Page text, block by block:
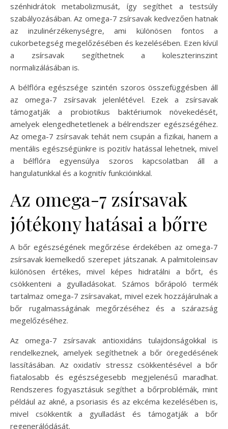
szénhidrátok metabolizmusát, így segíthet a testsúly
szabályozásában. Az omega-7 zsírsavak kedvezően hatnak
az inzulinérzékenységre, ami különösen fontos a
cukorbetegség megelőzésében és kezelésében. Ezen kívül
a zsírsavak segíthetnek a koleszterinszint
normalizálásában is.
A bélflóra egészsége szintén szoros összefüggésben áll
az omega-7 zsírsavak jelenlétével. Ezek a zsírsavak
támogatják a probiotikus baktériumok növekedését,
amelyek elengedhetetlenek a bélrendszer egészségéhez.
Az omega-7 zsírsavak tehát nem csupán a fizikai, hanem a
mentális egészségünkre is pozitív hatással lehetnek, mivel
a bélflóra egyensúlya szoros kapcsolatban áll a
hangulatunkkal és a kognitív funkcióinkkal.
Az omega-7 zsírsavak
jótékony hatásai a bőrre
A bőr egészségének megőrzése érdekében az omega-7
zsírsavak kiemelkedő szerepet játszanak. A palmitoleinsav
különösen értékes, mivel képes hidratálni a bőrt, és
csökkenteni a gyulladásokat. Számos bőrápoló termék
tartalmaz omega-7 zsírsavakat, mivel ezek hozzájárulnak a
bőr rugalmasságának megőrzéséhez és a szárazság
megelőzéséhez.
Az omega-7 zsírsavak antioxidáns tulajdonságokkal is
rendelkeznek, amelyek segíthetnek a bőr öregedésének
lassításában. Az oxidatív stressz csökkentésével a bőr
fiatalosabb és egészségesebb megjelenésű maradhat.
Rendszeres fogyasztásuk segíthet a bőrproblémák, mint
például az akné, a psoriasis és az ekcéma kezelésében is,
mivel csökkentik a gyulladást és támogatják a bőr
regenerálódását.